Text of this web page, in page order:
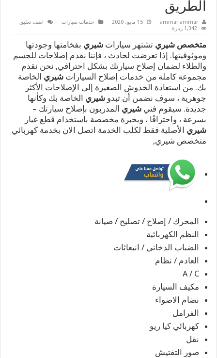
الطريق
ammar ammar 15 مايو، 2020 خدمات سيارات
اضف تعليق
1,342 زيارة
متخصص شيريتشتهر سياراتشيري بفخامتها وجودتها
وموثوقيتها. إذا تعرضت لحادث ، فإننا نقدم إصلاحات للجسم
والطلاء لضمان إصلاح سيارتك بشكل احترافي, نحن نقدم
مجموعة كاملة من خدمات إصلاح السياراتشيري الخاصة
بك. من استعادة الخدوش الصغيرة إلى الإصلاحات الأكثر
جوهرية ، سوف نضمن أن تبدوشيري الخاصة بك وكأنها
جديدة. سيقوم فنيشيري المدربون بإصلاح سيارتك –
بسرعة ، واحترافًا ، وبخبرة مخصصة باستخدام قطع غيار
شيري الأصلية فقط لكلب الخدمة اتصل الان بخدمة كهربائي
متخصص شيري,
المحرك / إصلاح / تصليح / صيانة
النظم الكهربائية
الضباب الدخاني / انبعاثات
العادم / نظام
A / C
مكيف السيارة
نضام الاضواء
الفرامل
كهربائيكيا ريو
نقل
صور التفتيش